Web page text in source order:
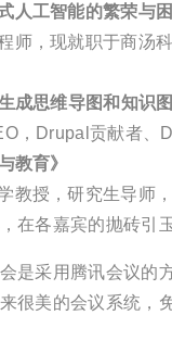
人工智能的繁荣与困
师，现就职于商汤
成思维导图和知识图
，Drupal贡献者、
教育》
教授，研究生导师
在各嘉宾的抛砖引
是采用腾讯会议的
很美的会议系统，